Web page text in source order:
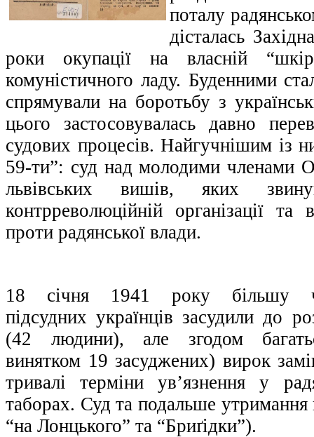
поталу
дісталась
роки окупації на власній
комуністичного ладу. Буденними
спрямували на боротьбу з
цього застосовувалась давно
судових процесів. Найгучнішим із
59-ти”: суд над молодими членами
львівських вишів, яких
контрреволюційній організації
проти радянської влади.
18 січня 1941 року більшу
підсудних українців засудили до
(42 людини), але згодом
винятком 19 засуджених) вирок
тривалі терміни ув’язнення у
таборах. Суд та подальше
“на Лонцького” та “Бриґідки”).